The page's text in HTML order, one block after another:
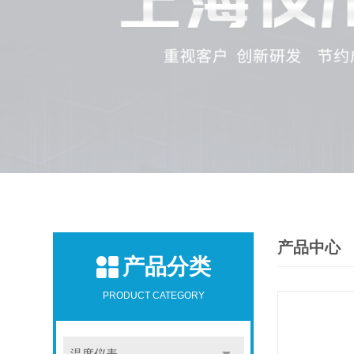
产品分类
PRODUCT CATEGORY
产品中心